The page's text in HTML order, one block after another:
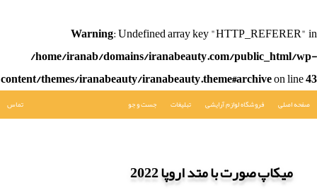
Warning: Undefined array key "HTTP_REFERER" in
/home/iranab/domains/iranabeauty.com/public_html/wp-
content/themes/iranabeauty/iranabeauty.theme#archiveon line43
صفحه اصلی فروشگاه لوازم آرایشی تبلیغات جست و جو تماس
میکاپ صورت با متد اروپا 2022